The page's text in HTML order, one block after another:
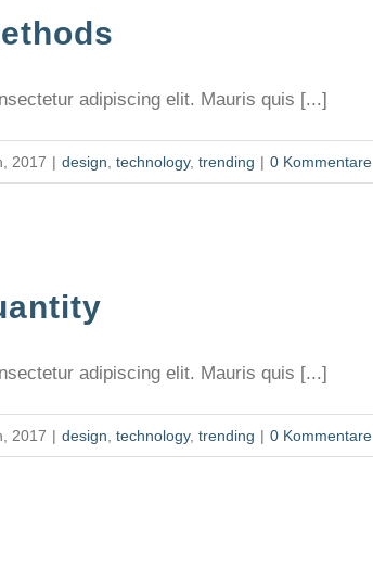
adipiscing elit. Mauris quis [...]
2017 | design technology, trending | 0 Kommentare
adipiscing elit. Mauris quis [...]
2017 | design technology, trending | 0 Kommentare